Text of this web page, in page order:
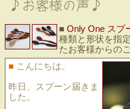
■ Only One スプ
種類と形状を指
たお客様からの
■ こんにちは。
昨日、スプーン届きま
した。